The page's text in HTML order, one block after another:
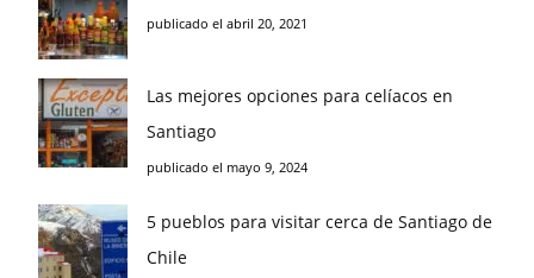
publicado el abril 20, 2021
Las mejores opciones para celíacos en
Santiago
publicado el mayo 9, 2024
5 pueblos para visitar cerca de Santiago de
Chile